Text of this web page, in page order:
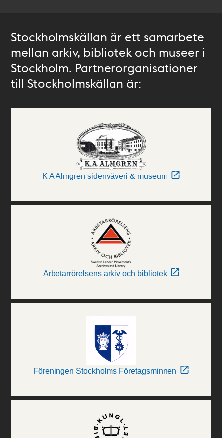
Stockholmskällan är ett samarbete
mellan arkiv, bibliotek och museer i
Stockholm. Partnerorganisationer
till Stockholmskällan är:
K A Almgren sidenväveri & museum
Arbetarrörelsens arkiv och bibliotek
Föreningen Stockholms Företagsminnen